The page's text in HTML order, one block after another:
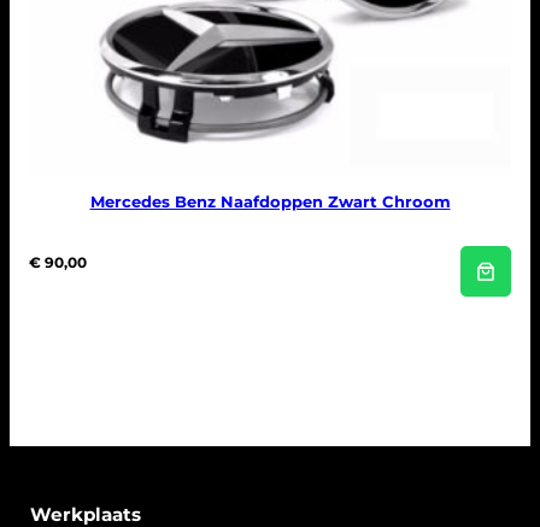
Mercedes Benz Naafdoppen Zwart Chroom
€ 90,00
Werkplaats